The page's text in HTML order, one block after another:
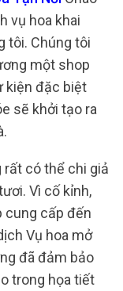
vụ hoa khai
tôi. Chúng tôi
một shop
kiện đặc biệt
sẽ khởi tạo ra
rất có thể chi giả
Vì cố kỉnh,
cung cấp đến
Vụ hoa mở
đã đảm bảo
trong họa tiết